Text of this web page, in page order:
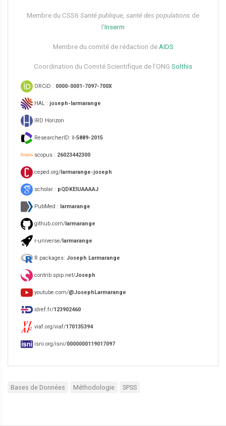
Membre du CSS6​ Santé publique, santé des populations de
l’Inserm
Membre du comité de rédaction de AIDS
Coordination du Comité Scientifique de l’ONG Solthis
ORCiD : 0000-0001-7097-700X
HAL : joseph-larmarange
IRD Horizon
ResearcherID: I-5889-2015
scopus : 26023442300
ceped.org/larmarange-joseph
scholar : pQDKEIUAAAAJ
PubMed : larmarange
github.com/larmarange
r-universe/larmarange
R packages: Joseph Larmarange
contrib.spip.net/Joseph
youtube.com/@JosephLarmarange
idref.fr/123902460
viaf.org/viaf/170135394
isni.org/isni/0000000119017097
Bases de Données Méthodologie SPSS